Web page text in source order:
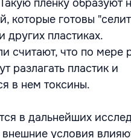
пленку образуют
которые готовы
других пластиках.
считают, что по мере
разлагать пластик и
в нем токсины.
в дальнейших
внешние условия